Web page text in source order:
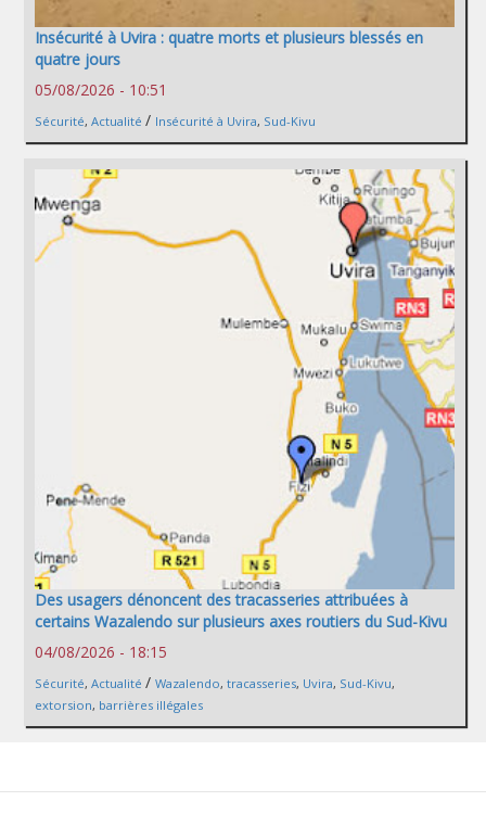
Insécurité à Uvira : quatre morts et plusieurs blessés en
quatre jours
05/08/2026 - 10:51
Sécurité, Actualité / Insécurité à Uvira, Sud-Kivu
Des usagers dénoncent des tracasseries attribuées à
certains Wazalendo sur plusieurs axes routiers du Sud-Kivu
04/08/2026 - 18:15
Sécurité, Actualité / Wazalendo, tracasseries, Uvira, Sud-Kivu,
extorsion, barrières illégales